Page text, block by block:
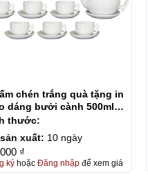
chén trắng quà tặng in
dáng bưởi cành 500ml
thước:
xuất: 10 ngày
₫
kýhoặc Đăng nhậpđể xem giá